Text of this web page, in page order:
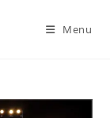
Menu